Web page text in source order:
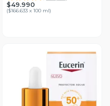
$49.990
($166.633 x 100 ml)